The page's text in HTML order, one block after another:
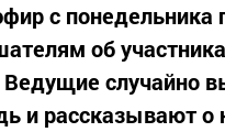
с понедельника
об
Ведущие случайно
и рассказывают